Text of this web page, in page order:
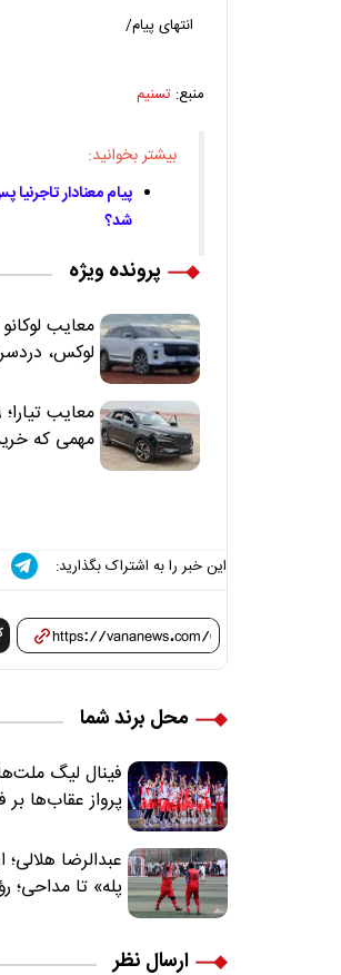
انتهای پیام/
منبع: تسنیم
بیشتر بخوانید:
پیام معنادار
شد؟
پرونده ویژه
لوکس،
مهمی که
این خبر را به اشتراک بگذارید:
محل برند شما
فینال لیگ
پرواز عقاب‌ها بر
عبدالرضا هلالی؛
پله» تا مداحی؛
ارسال نظر